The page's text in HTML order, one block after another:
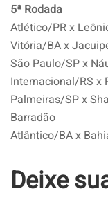
5ª Rodada
Atlético/PR x
Vitória/BA x
São Paulo/SP x
Internacional/RS x
Palmeiras/SP x
Barradão
Atlântico/BA x
Deixe